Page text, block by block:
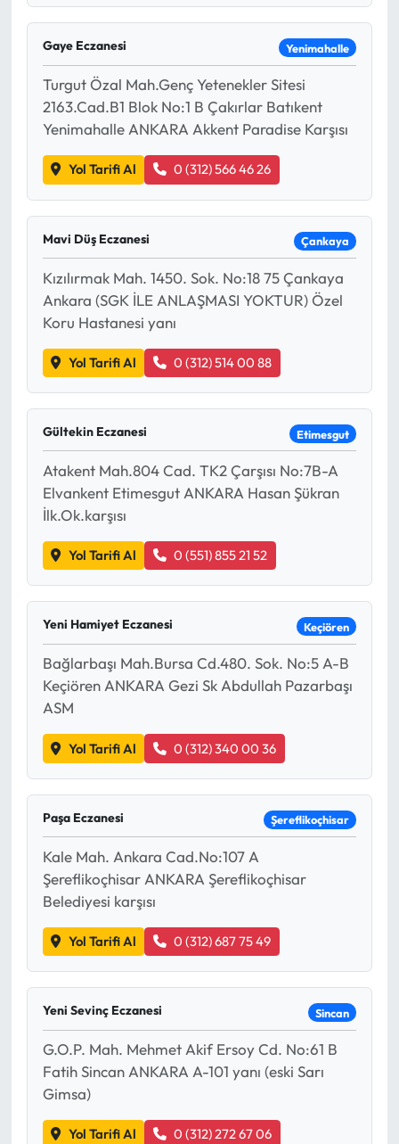
Gaye Eczanesi Yenimahalle
Turgut Özal Mah.Genç Yetenekler Sitesi
2163.Cad.B1 Blok No:1 B Çakırlar Batıkent
Yenimahalle ANKARA Akkent Paradise Karşısı
Yol Tarifi Al 0 (312) 566 46 26
Mavi Düş Eczanesi Çankaya
Kızılırmak Mah. 1450. Sok. No:18 75 Çankaya
Ankara (SGK İLE ANLAŞMASI YOKTUR) Özel
Koru Hastanesi yanı
Yol Tarifi Al 0 (312) 514 00 88
Gültekin Eczanesi Etimesgut
Atakent Mah.804 Cad. TK2 Çarşısı No:7B-A
Elvankent Etimesgut ANKARA Hasan Şükran
İlk.Ok.karşısı
Yol Tarifi Al 0 (551) 855 21 52
Yeni Hamiyet Eczanesi Keçiören
Bağlarbaşı Mah.Bursa Cd.480. Sok. No:5 A-B
Keçiören ANKARA Gezi Sk Abdullah Pazarbaşı
ASM
Yol Tarifi Al 0 (312) 340 00 36
Paşa Eczanesi Şereflikoçhisar
Kale Mah. Ankara Cad.No:107 A
Şereflikoçhisar ANKARA Şereflikoçhisar
Belediyesi karşısı
Yol Tarifi Al 0 (312) 687 75 49
Yeni Sevinç Eczanesi Sincan
G.O.P. Mah. Mehmet Akif Ersoy Cd. No:61 B
Fatih Sincan ANKARA A-101 yanı (eski Sarı
Gimsa)
Yol Tarifi Al 0 (312) 272 67 06